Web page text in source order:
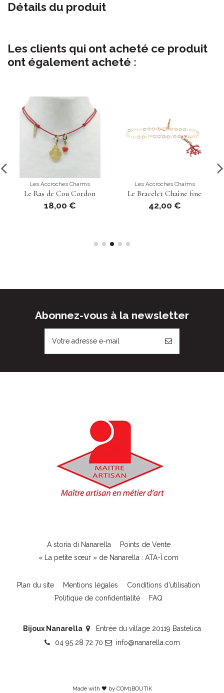
Détails du produit
Les clients qui ont acheté ce produit
ont également acheté :
Les Accroches Charms
Le Ras de Cou Cordon
18,00 €
Les Accroches Charms
Le Bracelet Chaîne fine
42,00 €
Abonnez-vous à la newsletter
A storia di Nanarella
Points de Vente
« La petite sœur » de Nanarella : ATA-Ï.com
Plan du site Mentions légales
Conditions d'utilisation
Politique de confidentialité
FAQ
Bijoux Nanarella
Entrée du village 20119 Bastelica
04 95 28 72 70
info@nanarella.com
Made with 🖤 by COM1BOUTIK